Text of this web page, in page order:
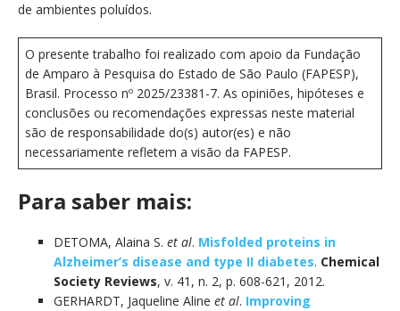
de ambientes poluídos.
O presente trabalho foi realizado com apoio da Fundação
de Amparo à Pesquisa do Estado de São Paulo (FAPESP),
Brasil. Processo nº 2025/23381-7. As opiniões, hipóteses e
conclusões ou recomendações expressas neste material
são de responsabilidade do(s) autor(es) e não
necessariamente refletem a visão da FAPESP.
Para saber mais:
DETOMA, Alaina S. et al. Misfolded proteins in
Alzheimer’s disease and type II diabetes. Chemical
Society Reviews, v. 41, n. 2, p. 608-621, 2012.
GERHARDT, Jaqueline Aline et al. Improving